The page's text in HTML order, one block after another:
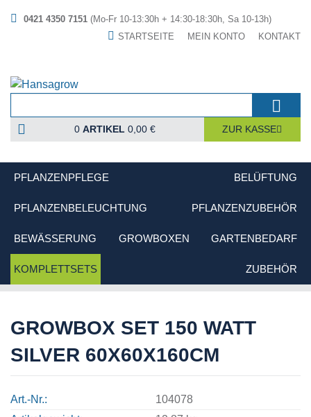
0421 4350 7151 (Mo-Fr 10-13:30h + 14:30-18:30h, Sa 10-13h)
STARTSEITE
MEIN KONTO KONTAKT
0 ARTIKEL 0,00 € ZUR KASSE
PFLANZENPFLEGE BELÜFTUNG
PFLANZENBELEUCHTUNG PFLANZENZUBEHÖR
BEWÄSSERUNG GROWBOXEN GARTENBEDARF
KOMPLETTSETS ZUBEHÖR
GROWBOX SET 150 WATT
SILVER 60X60X160CM
Art.-Nr.
104078